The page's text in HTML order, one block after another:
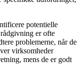
potentielle
er ofte
problemerne, når de
virksomheder
mens de er godt